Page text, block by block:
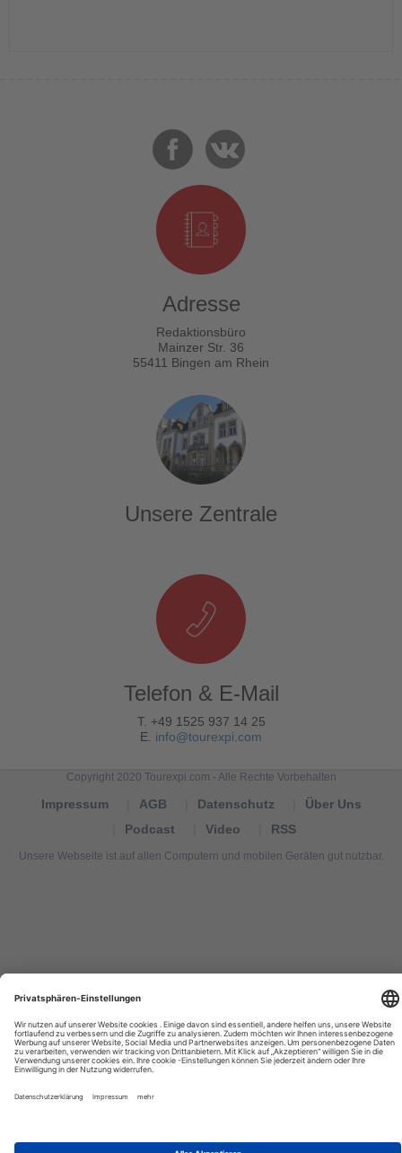
Adresse
Redaktionsbüro
Mainzer Str. 36
55411 Bingen am Rhein
Unsere Zentrale
Telefon & E-Mail
T. +49 1525 937 14 25
E. info@tourexpi.com
Copyright 2020 Tourexpi.com - Alle Rechte Vorbehalten
Impressum AGB Datenschutz
Über Uns
Podcast
Video RSS
Unsere Webseite ist auf allen Computern und mobilen Geräten gut nutzbar.
de
Tourismus
Nachrichten,
новости
news,